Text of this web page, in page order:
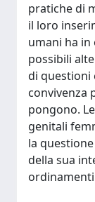
pratiche di
il loro
umani ha
possibili
di questioni
convivenza
pongono.
genitali
la
della sua